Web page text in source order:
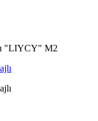
"LIYCY" M2